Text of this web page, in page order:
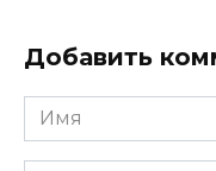
Добавить
Имя
*